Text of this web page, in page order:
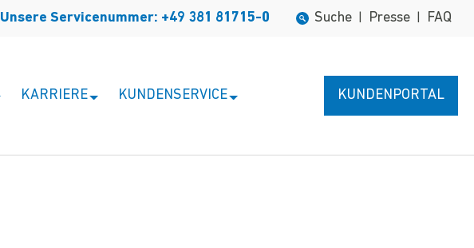
Unsere Servicenummer: +49 381 81715-0 Suche Presse FAQ
KARRIERE KUNDENSERVICE KUNDENPORTAL